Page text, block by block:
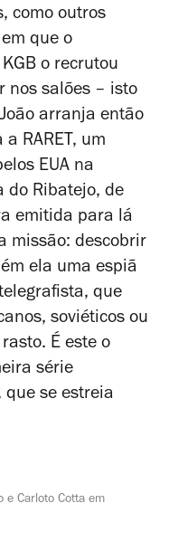
como outros
que o
o recrutou
nos salões – isto
arranja então
RARET, um
EUA na
do Ribatejo, de
emitida para lá
missão: descobrir
ela uma espiã
que
soviéticos ou
É este o
série
que se estreia
e Carloto Cotta em